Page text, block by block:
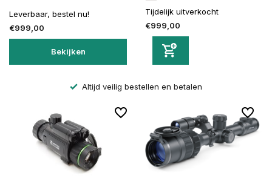
Leverbaar, bestel nu!
€999,00
Bekijken
Tijdelijk uitverkocht
€999,00
Altijd veilig bestellen en betalen